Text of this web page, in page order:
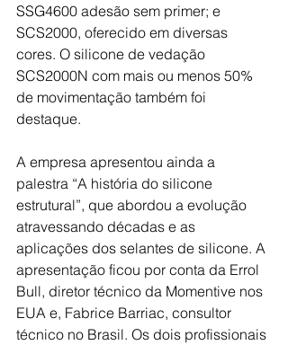
SSG4600 adesão sem primer; e
SCS2000, oferecido em diversas
cores. O silicone de vedação
SCS2000N com mais ou menos 50%
de movimentação também foi
destaque.
A empresa apresentou ainda a
palestra “A história do silicone
estrutural”, que abordou a evolução
atravessando décadas e as
aplicações dos selantes de silicone. A
apresentação ficou por conta da Errol
Bull, diretor técnico da Momentive nos
EUA e, Fabrice Barriac, consultor
técnico no Brasil. Os dois profissionais